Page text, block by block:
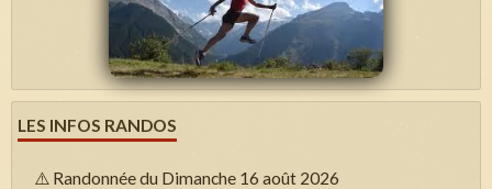
LES INFOS RANDOS
⚠️ Randonnée du Dimanche 16 août 2026